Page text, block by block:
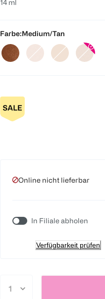
14 ml
Farbe:Medium/Tan
Online nicht lieferbar
In Filiale abholen
Verfügbarkeit prüfen